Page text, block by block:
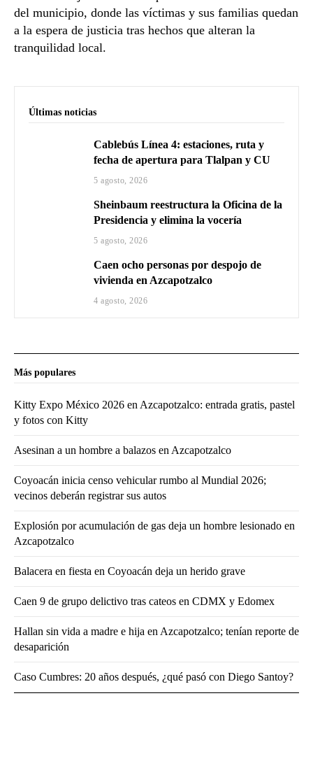
del municipio, donde las víctimas y sus familias quedan
a la espera de justicia tras hechos que alteran la
tranquilidad local.
Últimas noticias
Cablebús Línea 4: estaciones, ruta y
fecha de apertura para Tlalpan y CU
5 agosto, 2026
Sheinbaum reestructura la Oficina de la
Presidencia y elimina la vocería
5 agosto, 2026
Caen ocho personas por despojo de
vivienda en Azcapotzalco
4 agosto, 2026
Más populares
Kitty Expo México 2026 en Azcapotzalco: entrada gratis, pastel
y fotos con Kitty
Asesinan a un hombre a balazos en Azcapotzalco
Coyoacán inicia censo vehicular rumbo al Mundial 2026;
vecinos deberán registrar sus autos
Explosión por acumulación de gas deja un hombre lesionado en
Azcapotzalco
Balacera en fiesta en Coyoacán deja un herido grave
Caen 9 de grupo delictivo tras cateos en CDMX y Edomex
Hallan sin vida a madre e hija en Azcapotzalco; tenían reporte de
desaparición
Caso Cumbres: 20 años después, ¿qué pasó con Diego Santoy?